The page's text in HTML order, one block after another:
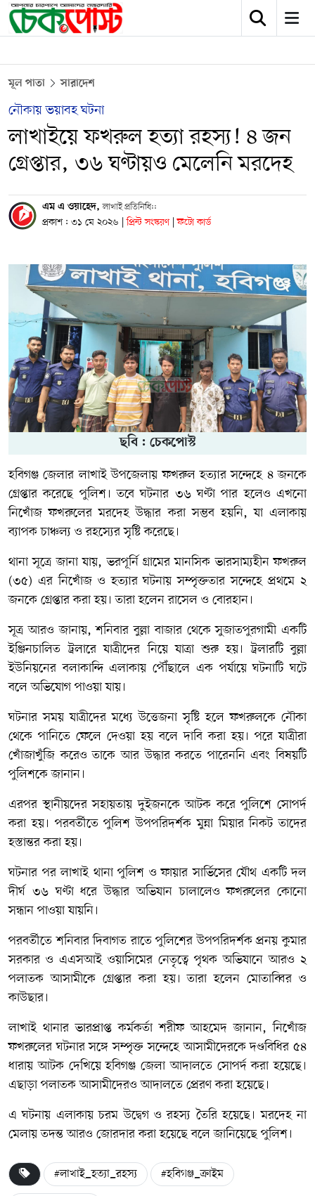
মূল পাতা সারাদেশ
নৌকায় ভয়াবহ ঘটনা
লাখাইয়ে ফখরুল হত্যা রহস্য! ৪ জন
গ্রেপ্তার, ৩৬ ঘণ্টায়ও মেলেনি মরদেহ
এম এ ওয়াহেদ,লাখাই প্রতিনিধি::
প্রকাশ : ৩১ মে ২০২৬ | প্রিন্ট সংস্করণ | ফটো কার্ড
ছবি : চেকপোস্ট
হবিগঞ্জ জেলার লাখাই উপজেলায় ফখরুল হত্যার সন্দেহে ৪ জনকে
গ্রেপ্তার করেছে পুলিশ। তবে ঘটনার ৩৬ ঘণ্টা পার হলেও এখনো
নিখোঁজ ফখরুলের মরদেহ উদ্ধার করা সম্ভব হয়নি, যা এলাকায়
ব্যাপক চাঞ্চল্য ও রহস্যের সৃষ্টি করেছে।
থানা সূত্রে জানা যায়, ভরপূর্নি গ্রামের মানসিক ভারসাম্যহীন ফখরুল
(৩৫) এর নিখোঁজ ও হত্যার ঘটনায় সম্পৃক্ততার সন্দেহে প্রথমে ২
জনকে গ্রেপ্তার করা হয়। তারা হলেন রাসেল ও বোরহান।
সূত্র আরও জানায়, শনিবার বুল্লা বাজার থেকে সুজাতপুরগামী একটি
ইঞ্জিনচালিত ট্রলারে যাত্রীদের নিয়ে যাত্রা শুরু হয়। ট্রলারটি বুল্লা
ইউনিয়নের বলাকান্দি এলাকায় পৌঁছালে এক পর্যায়ে ঘটনাটি ঘটে
বলে অভিযোগ পাওয়া যায়।
ঘটনার সময় যাত্রীদের মধ্যে উত্তেজনা সৃষ্টি হলে ফখরুলকে নৌকা
থেকে পানিতে ফেলে দেওয়া হয় বলে দাবি করা হয়। পরে যাত্রীরা
খোঁজাখুঁজি করেও তাকে আর উদ্ধার করতে পারেননি এবং বিষয়টি
পুলিশকে জানান।
এরপর স্থানীয়দের সহায়তায় দুইজনকে আটক করে পুলিশে সোপর্দ
করা হয়। পরবর্তীতে পুলিশ উপপরিদর্শক মুন্না মিয়ার নিকট তাদের
হস্তান্তর করা হয়।
ঘটনার পর লাখাই থানা পুলিশ ও ফায়ার সার্ভিসের যৌথ একটি দল
দীর্ঘ ৩৬ ঘণ্টা ধরে উদ্ধার অভিযান চালালেও ফখরুলের কোনো
সন্ধান পাওয়া যায়নি।
পরবর্তীতে শনিবার দিবাগত রাতে পুলিশের উপপরিদর্শক প্রনয় কুমার
সরকার ও এএসআই ওয়াসিমের নেতৃত্বে পৃথক অভিযানে আরও ২
পলাতক আসামীকে গ্রেপ্তার করা হয়। তারা হলেন মোতাব্বির ও
কাউছার।
লাখাই থানার ভারপ্রাপ্ত কর্মকর্তা শরীফ আহমেদ জানান, নিখোঁজ
ফখরুলের ঘটনার সঙ্গে সম্পৃক্ত সন্দেহে আসামীদেরকে দণ্ডবিধির ৫৪
ধারায় আটক দেখিয়ে হবিগঞ্জ জেলা আদালতে সোপর্দ করা হয়েছে।
এছাড়া পলাতক আসামীদেরও আদালতে প্রেরণ করা হয়েছে।
এ ঘটনায় এলাকায় চরম উদ্বেগ ও রহস্য তৈরি হয়েছে। মরদেহ না
মেলায় তদন্ত আরও জোরদার করা হয়েছে বলে জানিয়েছে পুলিশ।
#লাখাই_হত্যা_রহস্য
#হবিগঞ্জ_ক্রাইম